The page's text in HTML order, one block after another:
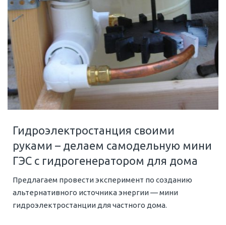
Гидроэлектростанция своими
руками – делаем самодельную мини
ГЭС с гидрогенератором для дома
Предлагаем провести эксперимент по созданию
альтернативного источника энергии — мини
гидроэлектростанции для частного дома.